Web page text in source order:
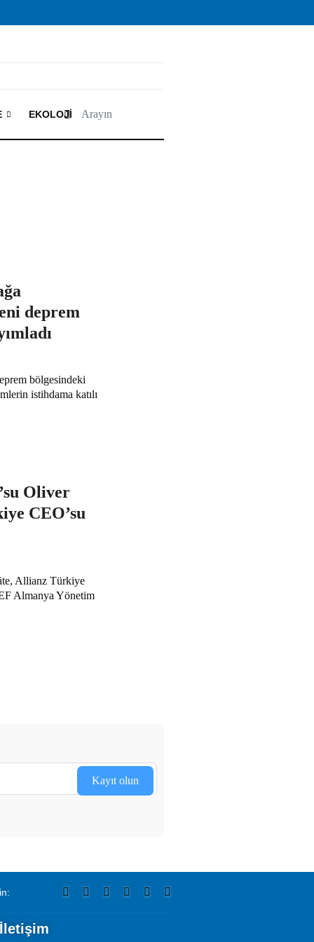
EKOLOJI
deprem
bölgesindeki
istihdama katılı
Oliver
CEO’su
Allianz Türkiye
Almanya Yönetim
Kayıt olun
İletişim